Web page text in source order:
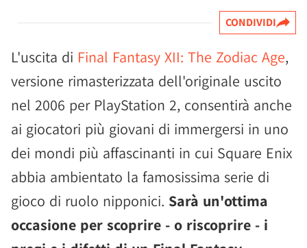
CONDIVIDI
L'uscita di Final Fantasy XII: The Zodiac Age,
versione rimasterizzata dell'originale uscito
nel 2006 per PlayStation 2, consentirà anche
ai giocatori più giovani di immergersi in uno
dei mondi più affascinanti in cui Square Enix
abbia ambientato la famosissima serie di
gioco di ruolo nipponici. Sarà un'ottima
occasione per scoprire - o riscoprire - i